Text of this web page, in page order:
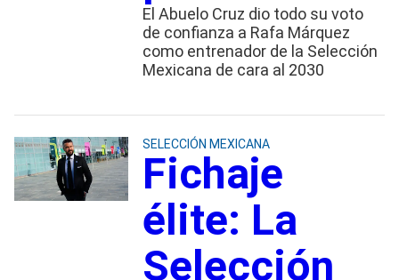
El Abuelo Cruz dio todo su voto
de confianza a Rafa Márquez
como entrenador de la Selección
Mexicana de cara al 2030
SELECCIÓN MEXICANA
Fichaje
élite: La
Selección